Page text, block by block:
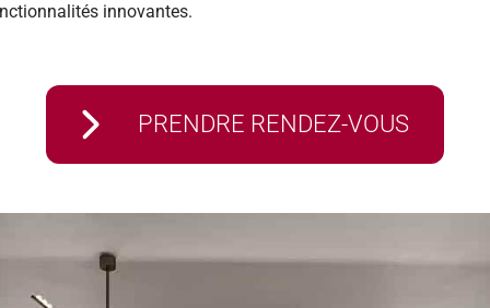
innovantes.
PRENDRE RENDEZ-VOUS